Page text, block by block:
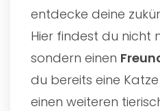
entdecke deine
Hier findest du nicht
sondern einen
du bereits eine
einen weiteren